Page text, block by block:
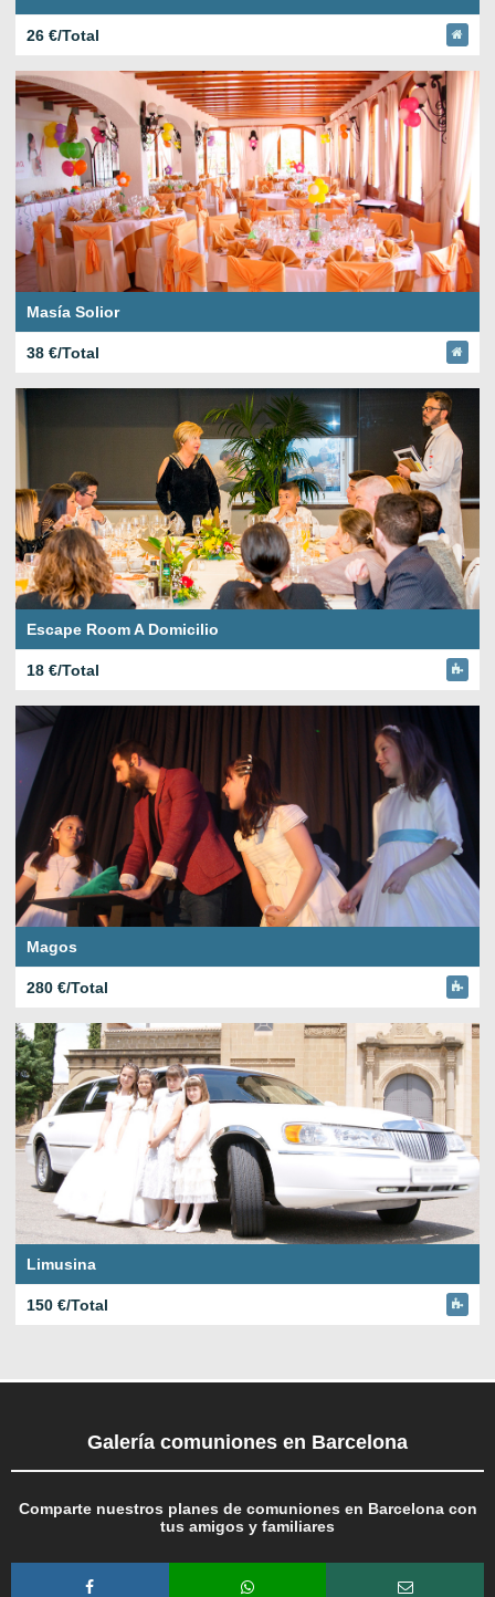
26 €/Total
Masía Solior
38 €/Total
Escape Room A Domicilio
18 €/Total
Magos
280 €/Total
Limusina
150 €/Total
Galería comuniones en Barcelona
Comparte nuestros planes de comuniones en Barcelona con
tus amigos y familiares